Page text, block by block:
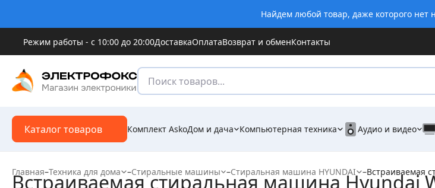
Найдем любой товар, даже которого нет
Режим работы - с 10:00 до 20:00ДоставкаОплатаВозврат и обменКонтакты
Каталог товаров Комплект AskoДом и дача Компьютерная техника Аудио и видео
Главная–Техника для дома –Стиральные машины –Стиральная машина HYUNDAI –Встраиваемая
Встраиваемая стиральная машина Hyundai